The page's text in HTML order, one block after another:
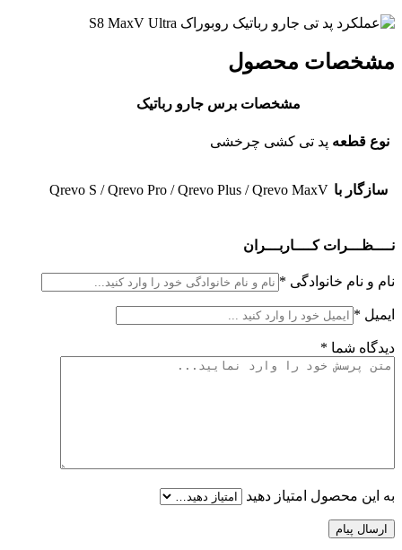
مشخصات محصول
مشخصات برس جارو رباتیک
نوع قطعه پد تی کشی چرخشی
سازگار با Qrevo S / Qrevo Pro / Qrevo Plus / Qrevo MaxV
نــــظـــرات کــــاربـــران
نام و نام خانوادگی *
ایمیل *
دیدگاه شما *
به این محصول امتیاز دهید
ارسال پیام